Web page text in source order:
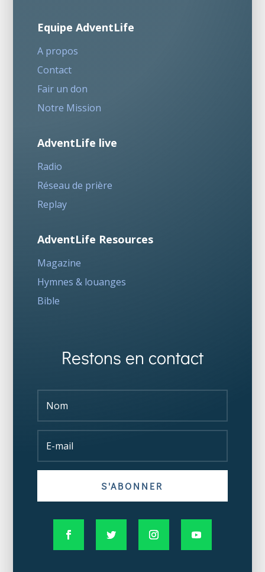
Equipe AdventLife
A propos
Contact
Fair un don
Notre Mission
AdventLife live
Radio
Réseau de prière
Replay
AdventLife Resources
Magazine
Hymnes & louanges
Bible
Restons en contact
S'ABONNER